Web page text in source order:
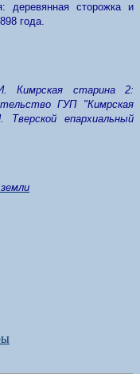
деревянная сторожка и
года.
Кимрская старина 2:
ГУП "Кимрская
епархиальный